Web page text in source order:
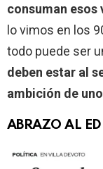
consuman esos
lo vimos en los
todo puede ser
deben estar al
ambición de
ABRAZO AL